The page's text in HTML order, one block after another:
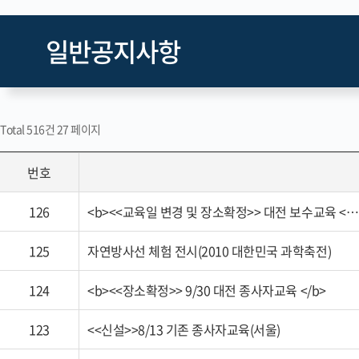
일반공지사항
Total 516건 27 페이지
번호
126 <b><<교육일 변경 및 장소확정>> 대전 보수교육 <…
125 자연방사선 체험 전시(2010 대한민국 과학축전)
124 <b><<장소확정>> 9/30 대전 종사자교육 </b>
123 <<신설>>8/13 기존 종사자교육(서울)